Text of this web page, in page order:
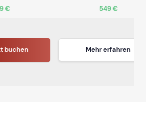
€
549 €
buchen Mehr erfahren